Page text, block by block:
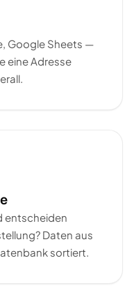
Google Sheets —
eine Adresse
entscheiden
Daten aus
sortiert.